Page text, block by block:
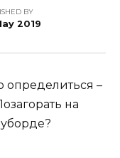
BY
2019
определиться –
на